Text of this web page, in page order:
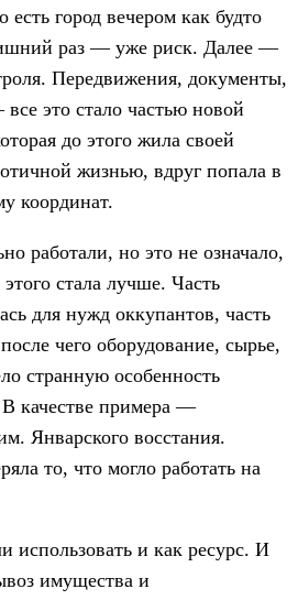
есть город вечером как будто
раз — уже риск. Далее —
Передвижения, документы,
это стало частью новой
до этого жила своей
жизнью, вдруг попала в
координат.
работали, но это не означало,
стала лучше. Часть
для нужд оккупантов, часть
чего оборудование, сырье,
странную особенность
В качестве примера —
Январского восстания.
то, что могло работать на
использовать и как ресурс. И
имущества и